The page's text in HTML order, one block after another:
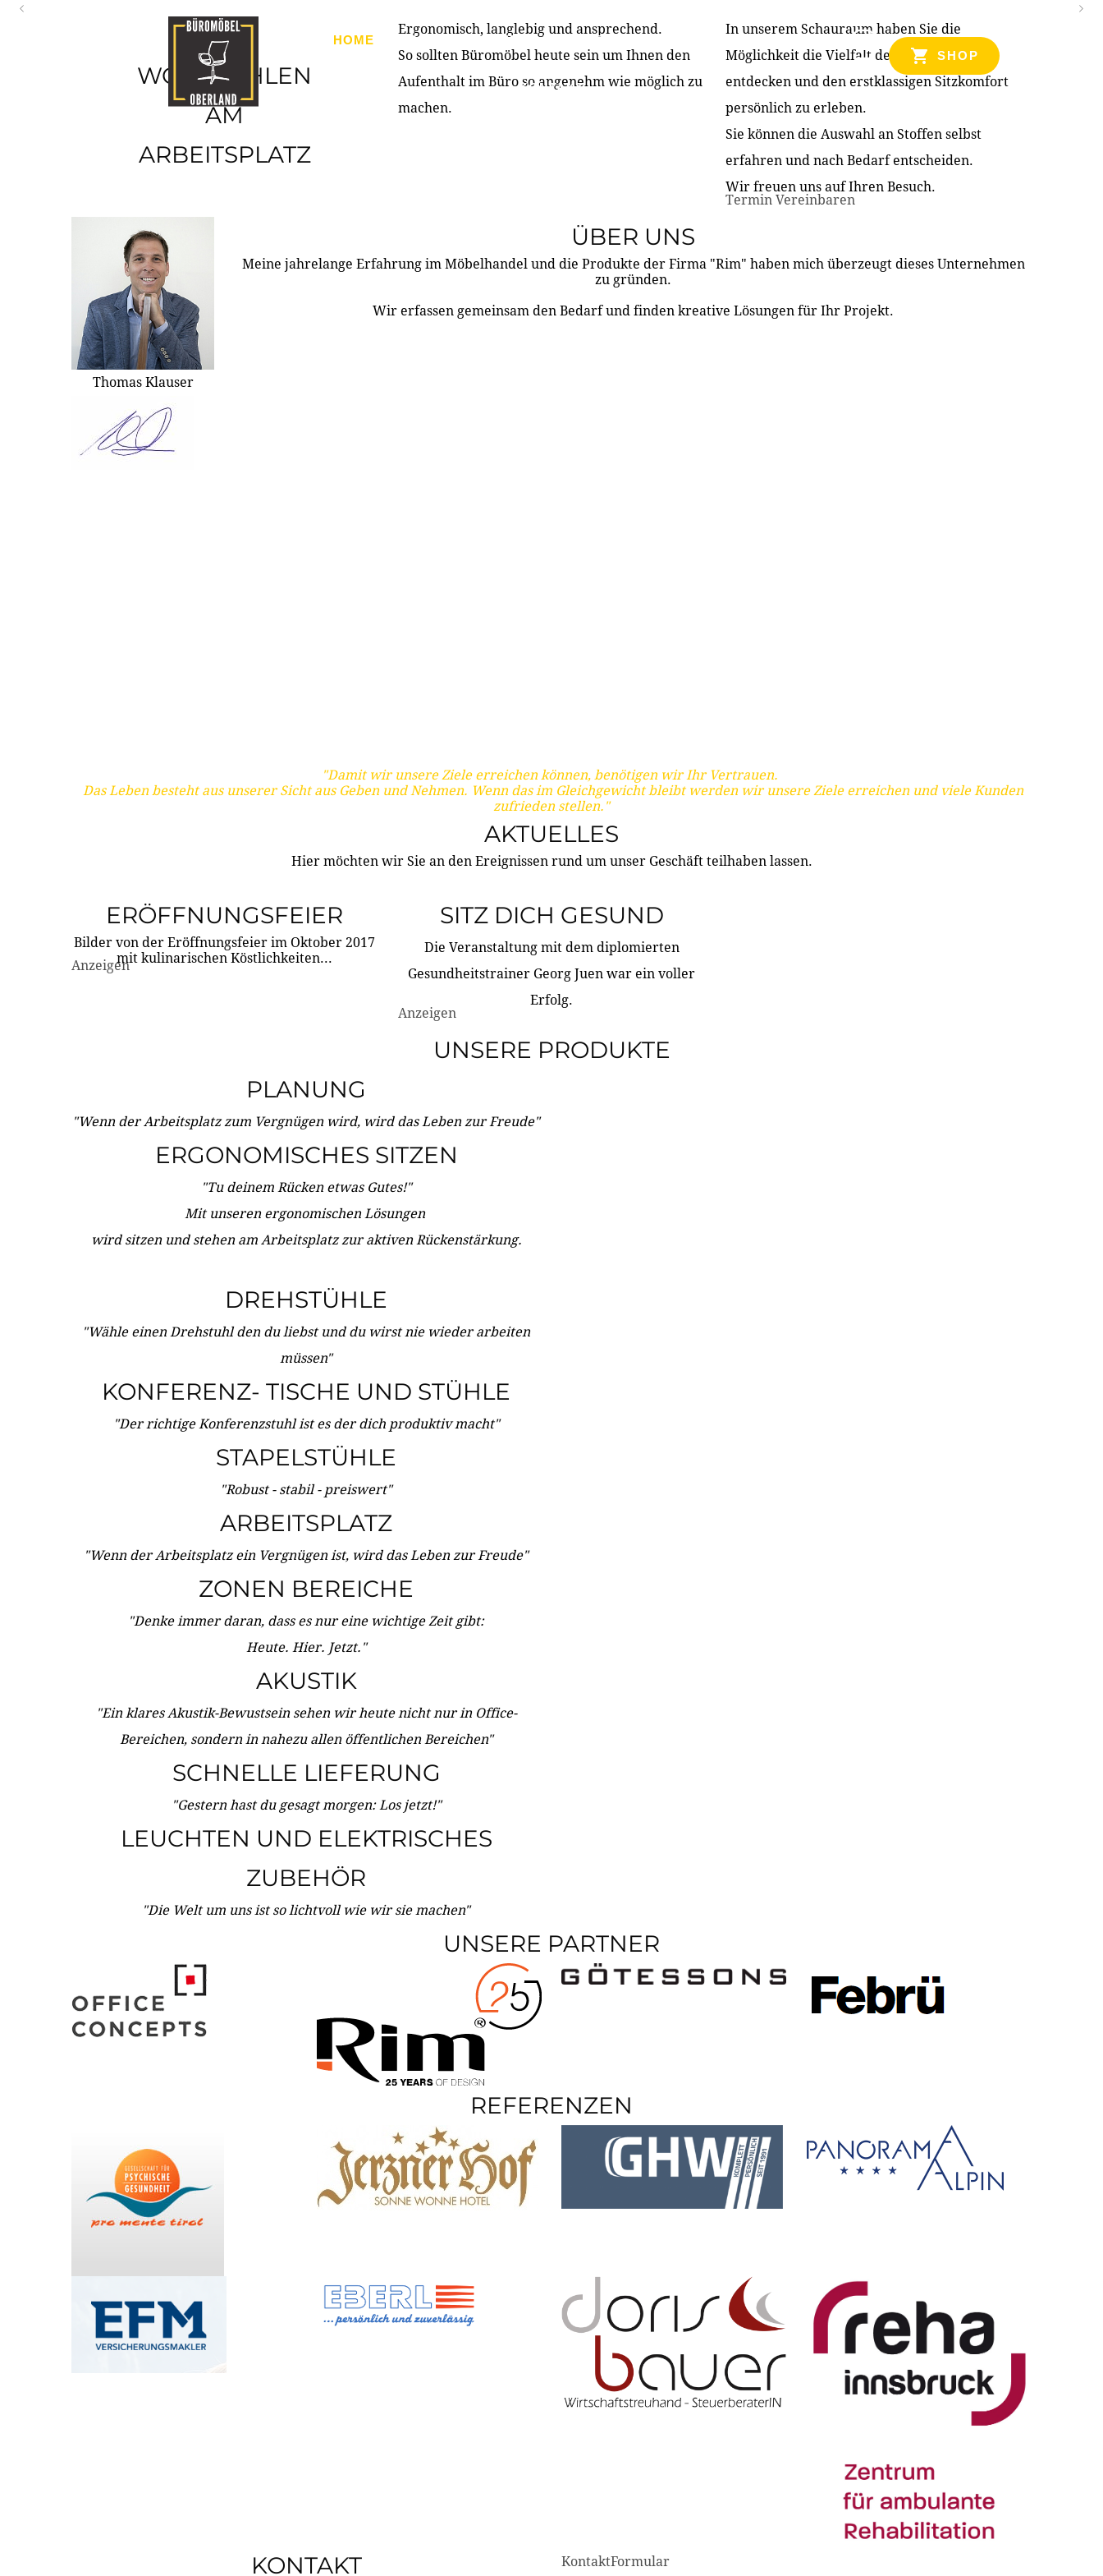
HOME PRODUKTE ÜBER UNS PARTNER & REFERENZEN
KONTAKT
SHOP
WOHLFÜHLEN
AM
ARBEITSPLATZ
Ergonomisch, langlebig und ansprechend.
So sollten Büromöbel heute sein um Ihnen den
Aufenthalt im Büro so angenehm wie möglich zu
machen.
In unserem Schauraum haben Sie die
Möglichkeit die Vielfalt der Produkte zu
entdecken und den erstklassigen Sitzkomfort
persönlich zu erleben.
Sie können die Auswahl an Stoffen selbst
erfahren und nach Bedarf entscheiden.
Wir freuen uns auf Ihren Besuch.
Termin Vereinbaren
Thomas Klauser
ÜBER UNS
Meine jahrelange Erfahrung im Möbelhandel und die Produkte der Firma "Rim" haben mich überzeugt dieses Unternehmen
zu gründen.
Wir erfassen gemeinsam den Bedarf und finden kreative Lösungen für Ihr Projekt.
"Damit wir unsere Ziele erreichen können, benötigen wir Ihr Vertrauen.
Das Leben besteht aus unserer Sicht aus Geben und Nehmen. Wenn das im Gleichgewicht bleibt werden wir unsere Ziele erreichen und viele Kunden
zufrieden stellen."
AKTUELLES
Hier möchten wir Sie an den Ereignissen rund um unser Geschäft teilhaben lassen.
ERÖFFNUNGSFEIER
Bilder von der Eröffnungsfeier im Oktober 2017
mit kulinarischen Köstlichkeiten...
Anzeigen
SITZ DICH GESUND
Die Veranstaltung mit dem diplomierten
Gesundheitstrainer Georg Juen war ein voller
Erfolg.
Anzeigen
UNSERE PRODUKTE
PLANUNG
"Wenn der Arbeitsplatz zum Vergnügen wird, wird das Leben zur Freude"
ERGONOMISCHES SITZEN
"Tu deinem Rücken etwas Gutes!"
Mit unseren ergonomischen Lösungen
wird sitzen und stehen am Arbeitsplatz zur aktiven Rückenstärkung.
DREHSTÜHLE
"Wähle einen Drehstuhl den du liebst und du wirst nie wieder arbeiten
müssen"
KONFERENZ- TISCHE UND STÜHLE
"Der richtige Konferenzstuhl ist es der dich produktiv macht"
STAPELSTÜHLE
"Robust - stabil - preiswert"
ARBEITSPLATZ
"Wenn der Arbeitsplatz ein Vergnügen ist, wird das Leben zur Freude"
ZONEN BEREICHE
"Denke immer daran, dass es nur eine wichtige Zeit gibt:
Heute. Hier. Jetzt."
AKUSTIK
"Ein klares Akustik-Bewustsein sehen wir heute nicht nur in Office-
Bereichen, sondern in nahezu allen öffentlichen Bereichen"
SCHNELLE LIEFERUNG
"Gestern hast du gesagt morgen: Los jetzt!"
LEUCHTEN UND ELEKTRISCHES
ZUBEHÖR
"Die Welt um uns ist so lichtvoll wie wir sie machen"
UNSERE PARTNER
REFERENZEN
KONTAKT KontaktFormular